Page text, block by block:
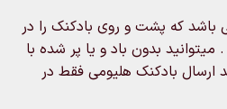
through
۳۱۰,۰۰۰تومان
که پشت و روی بادکنک را در
بدون باد و یا پر شده با
ارسال بادکنک هلیومی فقط در